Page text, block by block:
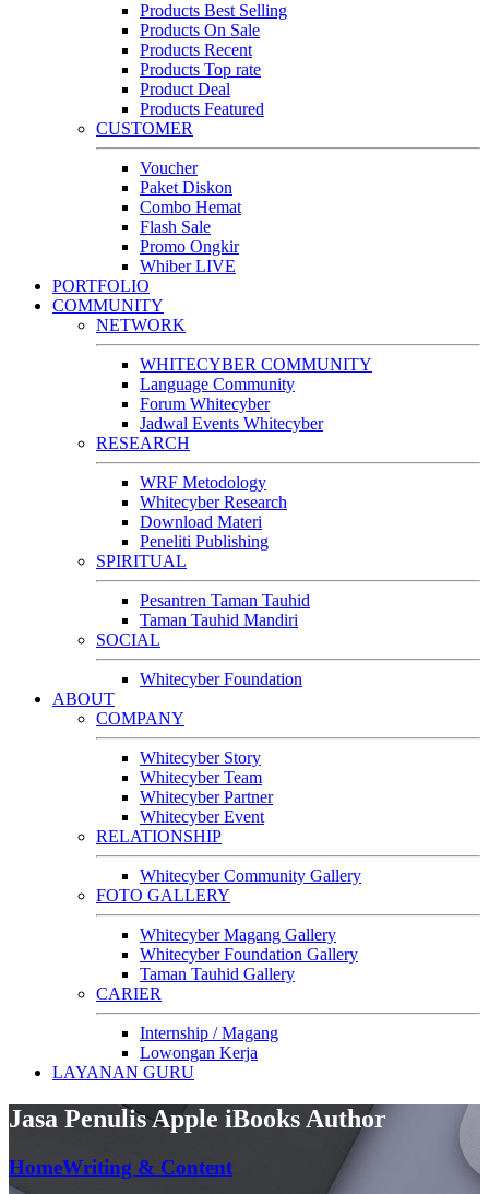
Products Best Selling
Products On Sale
Products Recent
Products Top rate
Product Deal
Products Featured
CUSTOMER
Voucher
Paket Diskon
Combo Hemat
Flash Sale
Promo Ongkir
Whiber LIVE
PORTFOLIO
COMMUNITY
NETWORK
WHITECYBER COMMUNITY
Language Community
Forum Whitecyber
Jadwal Events Whitecyber
RESEARCH
WRF Metodology
Whitecyber Research
Download Materi
Peneliti Publishing
SPIRITUAL
Pesantren Taman Tauhid
Taman Tauhid Mandiri
SOCIAL
Whitecyber Foundation
ABOUT
COMPANY
Whitecyber Story
Whitecyber Team
Whitecyber Partner
Whitecyber Event
RELATIONSHIP
Whitecyber Community Gallery
FOTO GALLERY
Whitecyber Magang Gallery
Whitecyber Foundation Gallery
Taman Tauhid Gallery
CARIER
Internship / Magang
Lowongan Kerja
LAYANAN GURU
Jasa Penulis Apple iBooks Author
HomeWriting & Content